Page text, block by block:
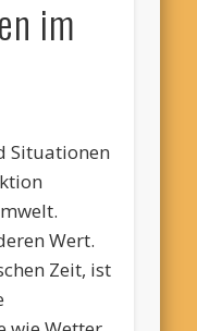
im
Situationen
Wert.
Zeit, ist